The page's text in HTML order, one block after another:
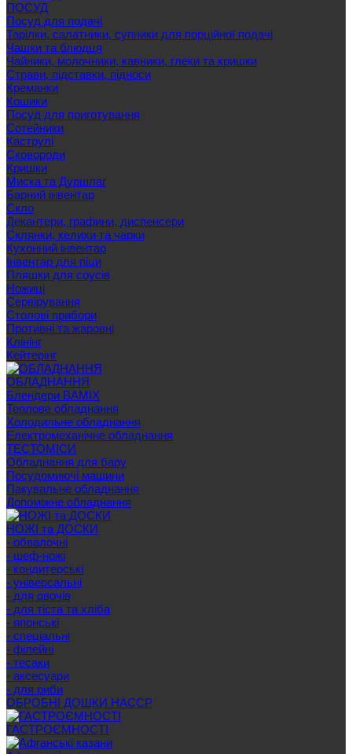
ПОСУД
Посуд для подачі
Тарілки, салатники, супники для порційної подачі
Чашки та блюдця
Чайники, молочники, кавники, глеки та кришки
Страви, підставки, підноси
Креманки
Кошики
Посуд для приготування
Сотейники
Каструлі
Сковороди
Кришки
Миска та Дуршлаг
Барний інвентар
Скло
Декантери, графини, диспенсери
Склянки, келихи та чарки
Кухонний інвентар
Інвентар для піци
Пляшки для соусів
Ножиці
Сервірування
Cтолові прибори
Противні та жаровні
Клінінг
Кейтерінг
ОБЛАДНАННЯ
Блендери BAMIX
Теплове обладнання
Холодильне обладнання
Електромеханічне обладнання
ТЕСТОМІСИ
Обладнання для бару
Посудомиючі машини
Пакувальне обладнання
Допоміжне обладнання
НОЖІ та ДОСКИ
- обвалочні
- шеф-ножі
- кондитерські
- універсальні
- для овочів
- для тіста та хліба
- японські
- спеціальні
- філейні
- тесаки
- аксесуари
- для риби
ОБРОБНІ ДОШКИ HACCP
ГАСТРОЄМНОСТІ